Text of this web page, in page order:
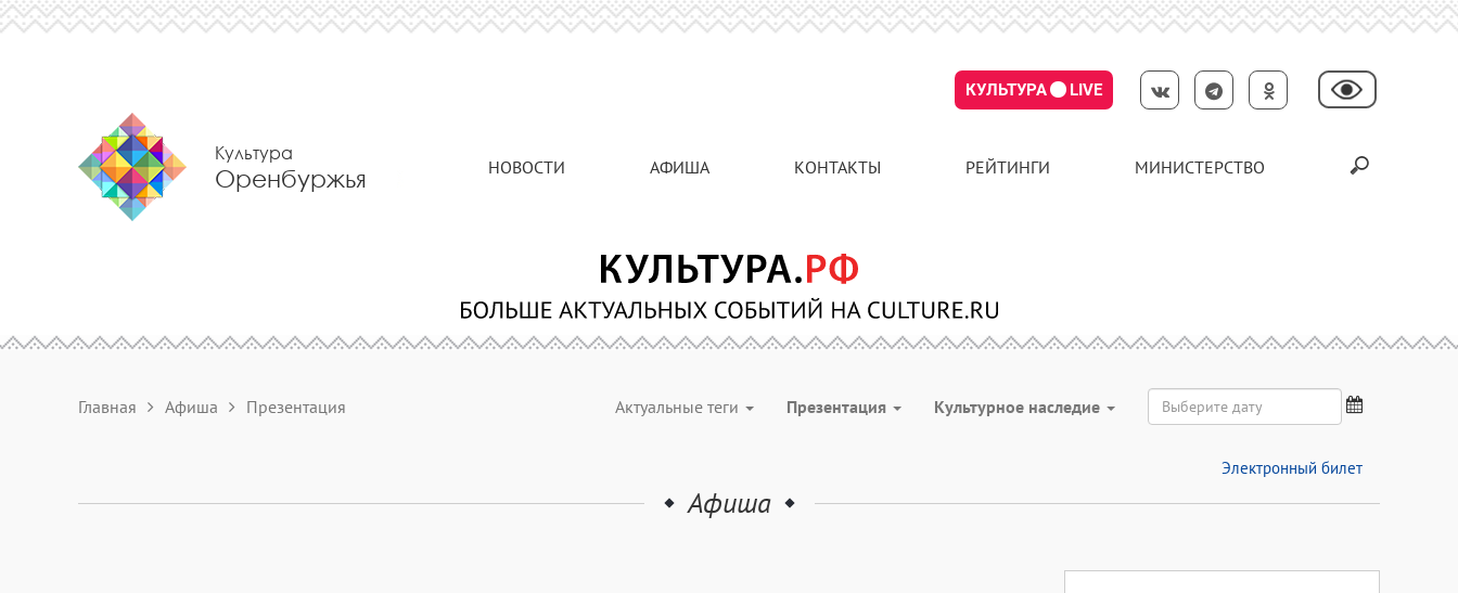
КУЛЬТУРА LIVE
Культура
Оренбуржья НОВОСТИ АФИША КОНТАКТЫ РЕЙТИНГИ МИНИСТЕРСТВО
Главная Афиша Презентация Актуальные теги Презентация Культурное наследие
Электронный билет
Афиша